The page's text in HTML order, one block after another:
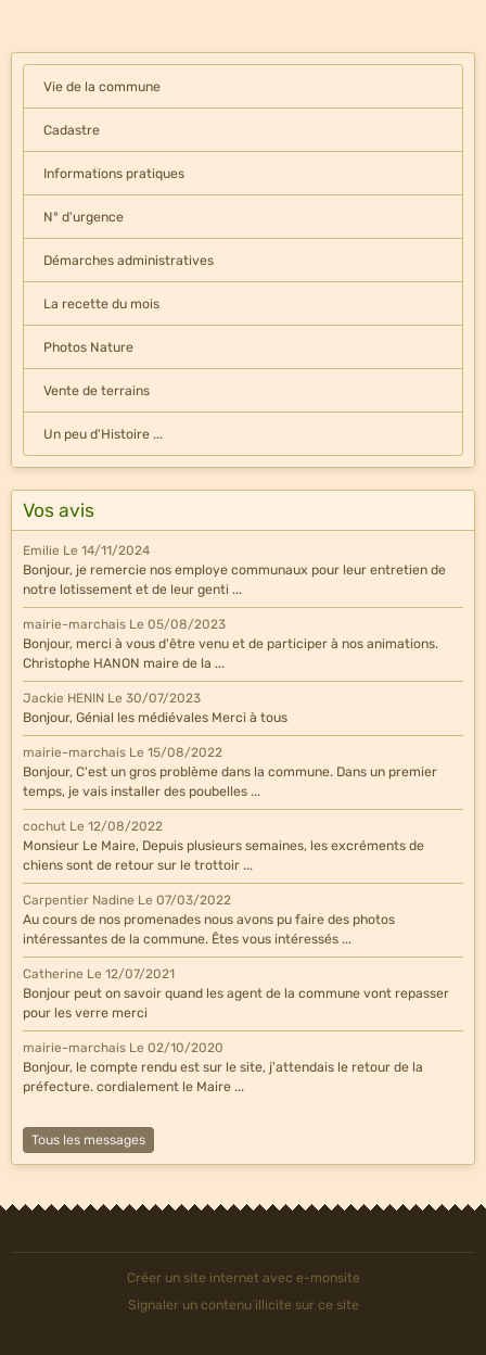
Vie de la commune
Cadastre
Informations pratiques
N° d'urgence
Démarches administratives
La recette du mois
Photos Nature
Vente de terrains
Un peu d'Histoire ...
Vos avis
Emilie Le 14/11/2024
Bonjour, je remercie nos employe communaux pour leur entretien de
notre lotissement et de leur genti ...
mairie-marchais Le 05/08/2023
Bonjour, merci à vous d'être venu et de participer à nos animations.
Christophe HANON maire de la ...
Jackie HENIN Le 30/07/2023
Bonjour, Génial les médiévales Merci à tous
mairie-marchais Le 15/08/2022
Bonjour, C'est un gros problème dans la commune. Dans un premier
temps, je vais installer des poubelles ...
cochut Le 12/08/2022
Monsieur Le Maire, Depuis plusieurs semaines, les excréments de
chiens sont de retour sur le trottoir ...
Carpentier Nadine Le 07/03/2022
Au cours de nos promenades nous avons pu faire des photos
intéressantes de la commune. Êtes vous intéressés ...
Catherine Le 12/07/2021
Bonjour peut on savoir quand les agent de la commune vont repasser
pour les verre merci
mairie-marchais Le 02/10/2020
Bonjour, le compte rendu est sur le site, j'attendais le retour de la
préfecture. cordialement le Maire ...
Tous les messages
Créer un site internet avec e-monsite
Signaler un contenu illicite sur ce site